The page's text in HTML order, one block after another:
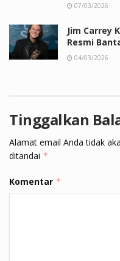
07/03/2026
Jim Carrey
Resmi
04/03/2026
Tinggalkan
Alamat email Anda tidak
ditandai *
Komentar *